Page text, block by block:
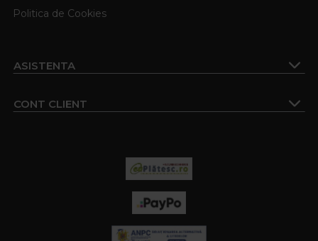
Politica de Cookies
ASISTENTA
CONT CLIENT